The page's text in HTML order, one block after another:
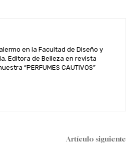
en la Facultad de Diseño y
Editora de Belleza en revista
“PERFUMES CAUTIVOS”
Artículo siguiente